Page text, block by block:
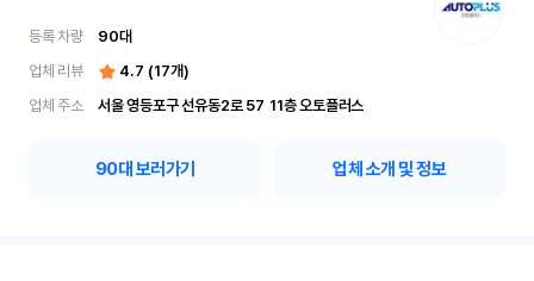
등록 차량 90대
업체 리뷰
4.7 (17개)
업체 주소
서울 영등포구 선유동2로 57	11층 오토플러스
90대 보러가기 업체 소개 및 정보